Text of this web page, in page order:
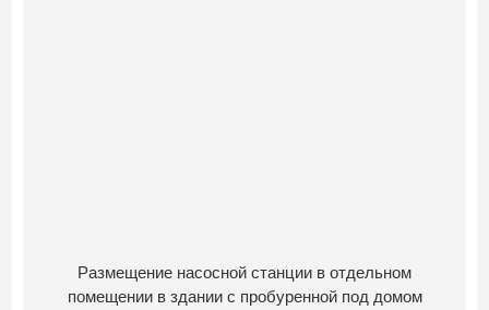
Размещение насосной станции в отдельном
помещении в здании с пробуренной под домом